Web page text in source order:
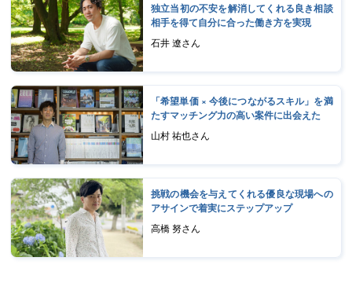
独立当初の不安を解消してくれる良き相談
相手を得て自分に合った働き方を実現
石井 遼さん
「希望単価 × 今後につながるスキル」を満
たすマッチング力の高い案件に出会えた
山村 祐也さん
挑戦の機会を与えてくれる優良な現場への
アサインで着実にステップアップ
高橋 努さん